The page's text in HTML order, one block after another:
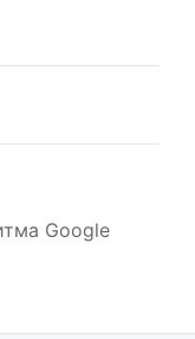
Google